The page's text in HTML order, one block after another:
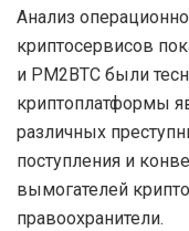
Анализ
криптосервисов
и PM2BTC были
криптоплатформы
различных
поступления и
вымогателей
правоохранители.